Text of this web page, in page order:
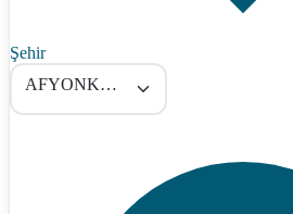
Şehir
AFYONKARAHİSAR